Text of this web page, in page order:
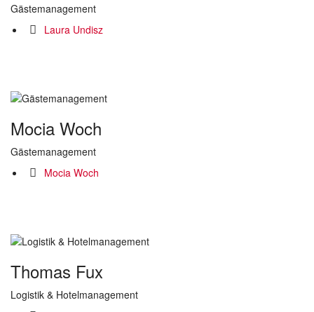
Gästemanagement
Laura Undisz
Mocia Woch
Gästemanagement
Mocia Woch
Thomas Fux
Logistik & Hotelmanagement